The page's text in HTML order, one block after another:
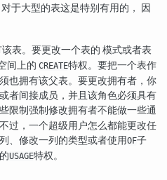
于大型的表这是特别有用的， 因
该表。要更改一个表的 模式或者表
间上的 CREATE特权。要把一个表作
也拥有该父表。要更改拥有者，你
者间接成员，并且该角色必须具有
限制强制修改拥有者不能做一些通
过，一个超级用户怎么都能更改任
、修改一列的类型或者使用OF子
USAGE特权。